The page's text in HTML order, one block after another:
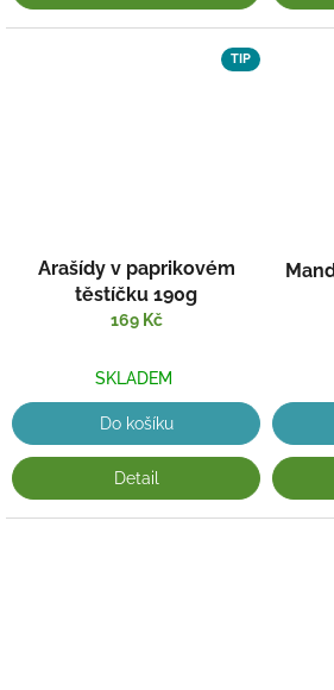
TIP
Arašídy v paprikovém
těstíčku 190g
169 Kč
SKLADEM
Do košíku
Detail